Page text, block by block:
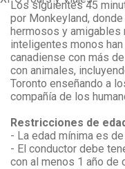
Los siguientes 45
por Monkeyland,
hermosos y amigables
inteligentes monos
canadiense con más
con animales,
Toronto enseñando a
compañía de los
Restricciones de
- La edad mínima es
- El conductor debe
con al menos 1 año de